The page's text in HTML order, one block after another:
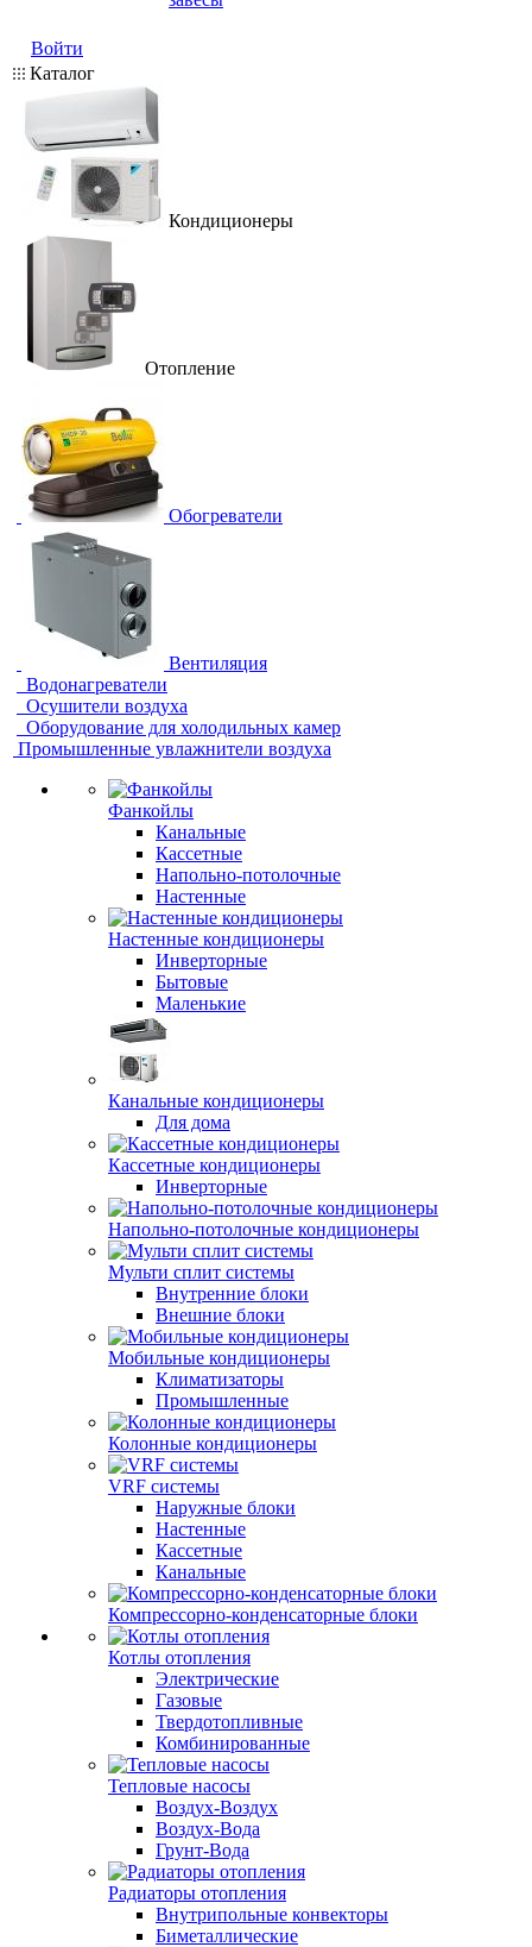
Войти
Каталог
Кондиционеры
Отопление
Обогреватели
Вентиляция
Водонагреватели
Осушители воздуха
Оборудование для холодильных камер
Промышленные увлажнители воздуха
Фанкойлы
Канальные
Кассетные
Напольно-потолочные
Настенные
Настенные кондиционеры
Инверторные
Бытовые
Маленькие
Канальные кондиционеры
Для дома
Кассетные кондиционеры
Инверторные
Напольно-потолочные кондиционеры
Мульти сплит системы
Внутренние блоки
Внешние блоки
Мобильные кондиционеры
Климатизаторы
Промышленные
Колонные кондиционеры
VRF системы
Наружные блоки
Настенные
Кассетные
Канальные
Компрессорно-конденсаторные блоки
Котлы отопления
Электрические
Газовые
Твердотопливные
Комбинированные
Тепловые насосы
Воздух-Воздух
Воздух-Вода
Грунт-Вода
Радиаторы отопления
Внутрипольные конвекторы
Биметаллические